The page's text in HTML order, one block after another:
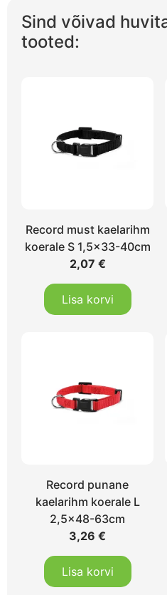
Sind võivad
tooted:
Record must kaelarihm
koerale S 1,5×33-40cm
2,07 €
Lisa korvi
Record punane
kaelarihm koerale L
2,5×48-63cm
3,26€
Lisa korvi